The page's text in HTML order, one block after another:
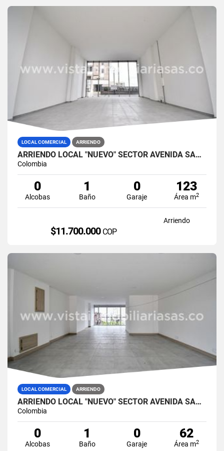
LOCAL COMERCIAL ARRIENDO
ARRIENDO LOCAL "NUEVO" SECTOR AVENIDA SANTANDER, MANIZALES
Colombia
0
Alcobas
1
Baño
0
Garaje
123
Área m2
Arriendo
$11.700.000 COP
LOCAL COMERCIAL ARRIENDO
ARRIENDO LOCAL "NUEVO" SECTOR AVENIDA SANTANDER, MANIZALES
Colombia
0
Alcobas
1
Baño
0
Garaje
62
Área m2